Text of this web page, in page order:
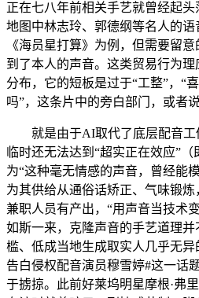
正在七八年前相关手艺就曾经起
地图中林志玲、郭德纲等名人的
《海员星打算》为例，但需要留
到了本人的声音。这类贸易行为
分布，它的短板是过于“工整”，“
吗”，这条片中的旁白部门，或者
就是由于AI取代了底层配音工
临时还无法达到“超实正在效应”
为“这种毫无情感的声音，曾经能
为其供给从通俗话矫正、气味锻
兼职人员有产出，“用声音当技术
如斯一来，克隆声音的手艺道理并
槛、低成当地生成取实人几乎无
告白侵权配音演员穆雪婷#这一话
于掳掠。此前好莱坞明星摩根·弗